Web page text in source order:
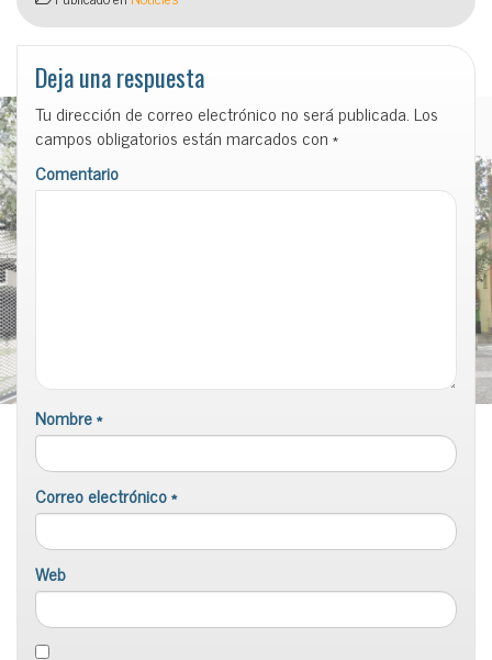
Deja una respuesta
Tu dirección de correo electrónico no será publicada. Los
campos obligatorios están marcados con*
Comentario
Nombre*
Correo electrónico*
Web